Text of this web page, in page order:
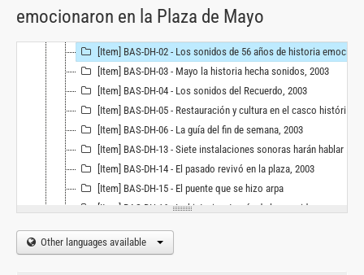
emocionaron en la Plaza de Mayo
[Item] BAS-DH-11 - Revista Radar. Vade Retro, 5 de Diciembre de 2004
[Item] BAS-DH-02 - Los sonidos de 56 años de historia emocionaron en la Plaza de Mayo, 2006
[Item] BAS-DH-03 - Mayo la historia hecha sonidos, 2003
[Item] BAS-DH-04 - Los sonidos del Recuerdo, 2003
[Item] BAS-DH-05 - Restauración y cultura en el casco histórico porteño, 2003
[Item] BAS-DH-06 - La guía del fin de semana, 2003
[Item] BAS-DH-13 - Siete instalaciones sonoras harán hablar al distrito business de la ciudad., 2004
[Item] BAS-DH-14 - El pasado revivó en la plaza, 2003
[Item] BAS-DH-15 - El puente que se hizo arpa
[Item] BAS-DH-16 - La historia a través de los sonidos
[Item] BAS-DH-18 - Una Historia de Ruidos y Silencios, 2004
Other languages available